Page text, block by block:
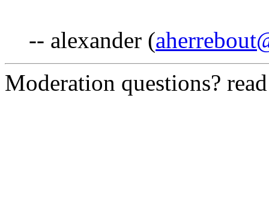
-- alexander (
Moderation questions?